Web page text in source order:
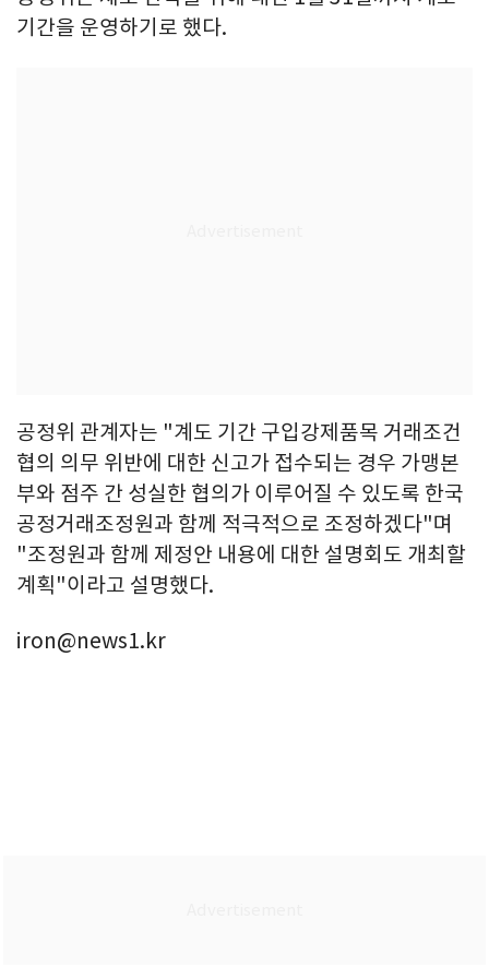
기간을 운영하기로 했다.
공정위 관계자는 "계도 기간 구입강제품목 거래조건
협의 의무 위반에 대한 신고가 접수되는 경우 가맹본
부와 점주 간 성실한 협의가 이루어질 수 있도록 한국
공정거래조정원과 함께 적극적으로 조정하겠다"며
"조정원과 함께 제정안 내용에 대한 설명회도 개최할
계획"이라고 설명했다.
iron@news1.kr